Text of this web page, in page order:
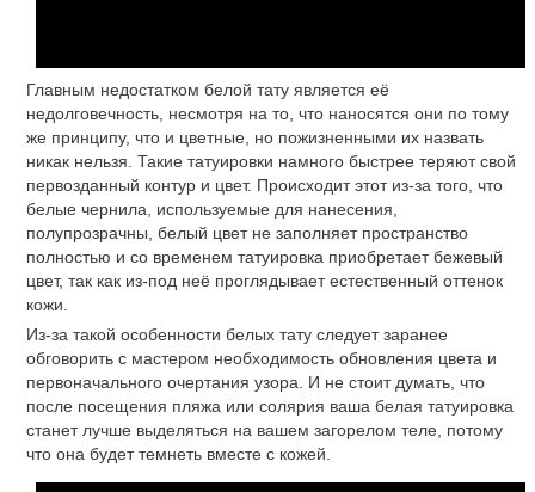
Главным недостатком белой тату является её
недолговечность, несмотря на то, что наносятся они по тому
же принципу, что и цветные, но пожизненными их назвать
никак нельзя. Такие татуировки намного быстрее теряют свой
первозданный контур и цвет. Происходит этот из-за того, что
белые чернила, используемые для нанесения,
полупрозрачны, белый цвет не заполняет пространство
полностью и со временем татуировка приобретает бежевый
цвет, так как из-под неё проглядывает естественный оттенок
кожи.
Из-за такой особенности белых тату следует заранее
обговорить с мастером необходимость обновления цвета и
первоначального очертания узора. И не стоит думать, что
после посещения пляжа или солярия ваша белая татуировка
станет лучше выделяться на вашем загорелом теле, потому
что она будет темнеть вместе с кожей.